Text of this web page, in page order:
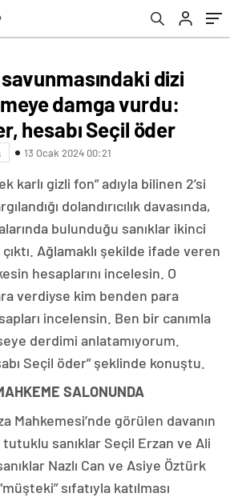
savunmasındaki dizi
damga vurdu:
hesabı Seçil öder
13 Ocak 2024 00:21
karlı gizli fon” adıyla bilinen 2’si
dolandırıcılık davasında,
bulunduğu sanıklar ikinci
çıktı. Ağlamaklı şekilde ifade veren
hesaplarını incelesin. O
verdiyse kim benden para
incelensin. Ben bir canımla
derdimi anlatamıyorum.
Seçil öder” şeklinde konuştu.
SALONUNDA
Mahkemesi’nde görülen davanın
sanıklar Seçil Erzan ve Ali
Nazlı Can ve Asiye Öztürk
sıfatıyla katılması